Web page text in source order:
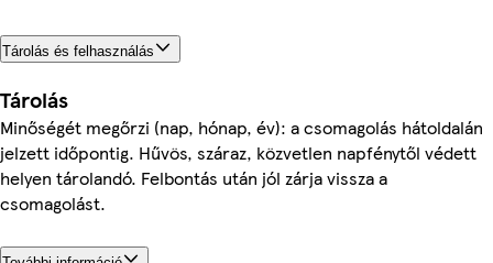
Tárolás és felhasználás
Tárolás
Minőségét megőrzi (nap, hónap, év): a csomagolás hátoldalán
jelzett időpontig. Hűvös, száraz, közvetlen napfénytől védett
helyen tárolandó. Felbontás után jól zárja vissza a
csomagolást.